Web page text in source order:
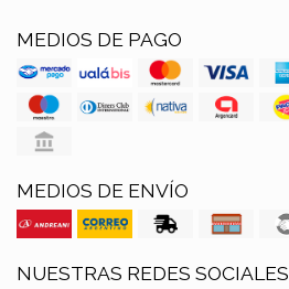
MEDIOS DE PAGO
MEDIOS DE ENVÍO
NUESTRAS REDES SOCIALES